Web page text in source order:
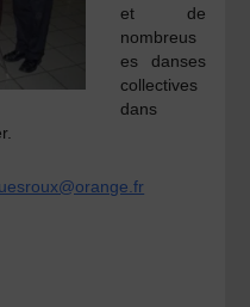
et de
nombreus
es danses
collectives
dans